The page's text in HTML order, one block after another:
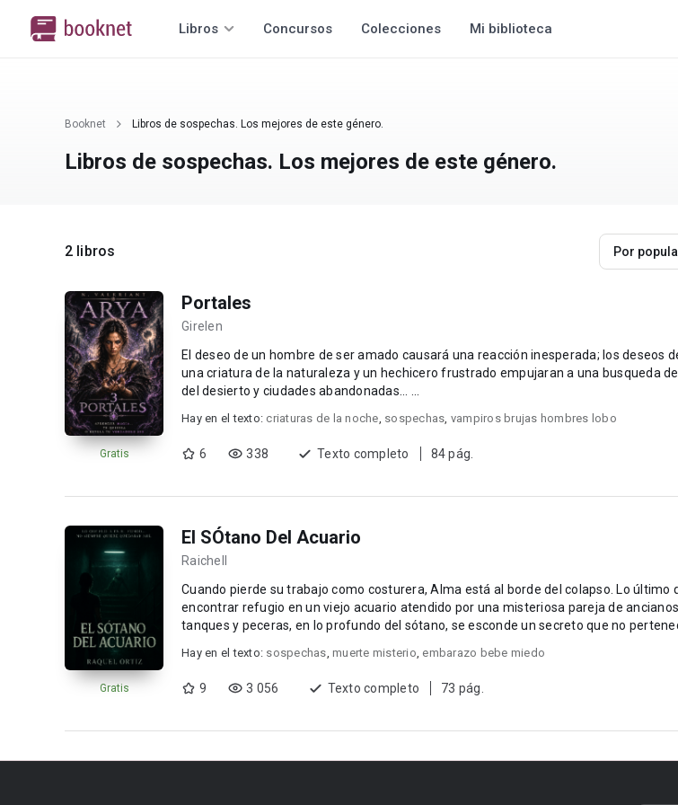
Libros Concursos Colecciones Mi biblioteca
Booknet Libros de sospechas. Los mejores de este género.
Libros de sospechas. Los mejores de este género.
2 libros Por
Gratis
Portales
Girelen
El deseo de un hombre de ser amado causará una reacción inesperada; los deseos
una criatura de la naturaleza y un hechicero frustrado empujaran a una busqueda
Hay en el texto: criaturas de la noche, sospechas, vampiros brujas hombres lobo
6 338 Texto completo 84 pág.
Gratis
El SÓtano Del Acuario
Raichell
Cuando pierde su trabajo como costurera, Alma está al borde del colapso. Lo último
encontrar refugio en un viejo acuario atendido por una misteriosa pareja de
tanques y peceras, en lo profundo del sótano, se esconde un secreto que no
Hay en el texto: sospechas, muerte misterio, embarazo bebe miedo
9 3 056 Texto completo 73 pág.